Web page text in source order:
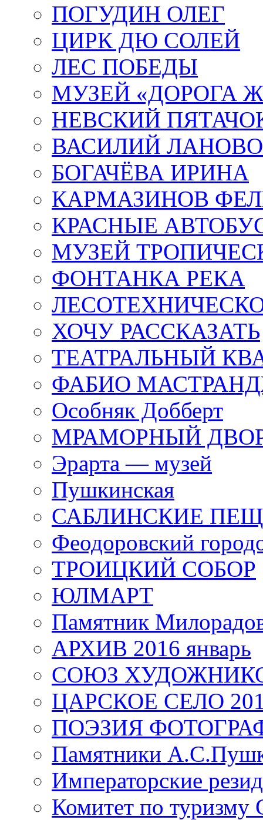
ПОГУДИН ОЛЕГ
ЦИРК ДЮ СОЛЕЙ
ЛЕС ПОБЕДЫ
МУЗЕЙ «ДОРОГА
НЕВСКИЙ
ВАСИЛИЙ
БОГАЧЁВА ИРИНА
КАРМАЗИНОВ
КРАСНЫЕ
МУЗЕЙ
ФОНТАНКА РЕКА
ХОЧУ РАССКАЗАТЬ
ТЕАТРАЛЬНЫЙ
ФАБИО
Особняк Добберт
МРАМОРНЫЙ
Эрарта — музей
Пушкинская
САБЛИНСКИЕ
Феодоровский
ТРОИЦКИЙ СОБОР
ЮЛМАРТ
Памятник
АРХИВ 2016 январь
СОЮЗ
ЦАРСКОЕ СЕЛО
ПОЭЗИЯ
Памятники
Императорские
Комитет по туризму